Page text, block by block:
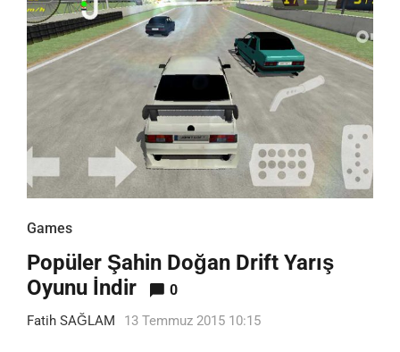
Games
Popüler Şahin Doğan Drift Yarış
Oyunu İndir
0
Fatih SAĞLAM 13 Temmuz 2015 10:15